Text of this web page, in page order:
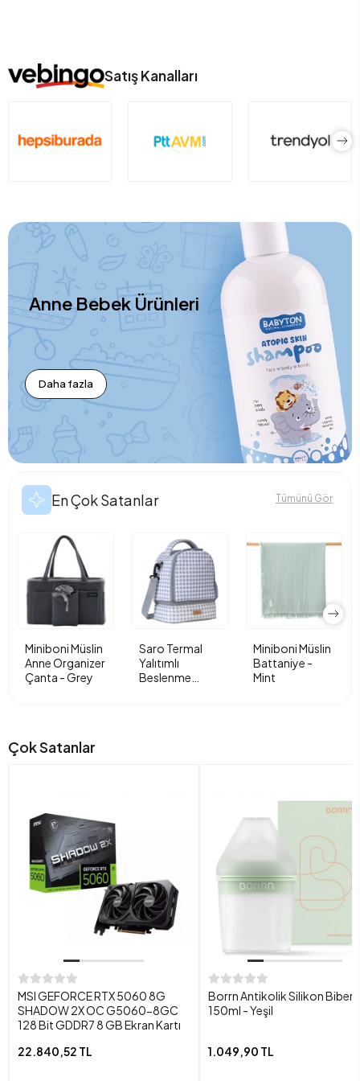
Satış Kanalları
Anne Bebek Ürünleri
Daha fazla
En Çok Satanlar Tümünü Gör
Miniboni Müslin
Anne Organizer
Çanta - Grey
Saro Termal
Yalıtımlı
Beslenme
Miniboni Müslin
Battaniye -
Mint
Çok Satanlar
MSI GEFORCE RTX 5060 8G
SHADOW 2X OC G5060-8GC
128 Bit GDDR7 8 GB Ekran Kartı
22.840,52 TL
Borrn Antikolik Silikon
150ml - Yeşil
1.049,90 TL